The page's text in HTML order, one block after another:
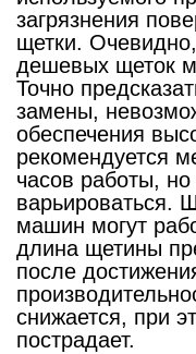
загрязнения
щетки.
дешевых щеток
Точно
замены,
обеспечения
рекомендуется
часов работы, но
варьироваться.
машин могут
длина щетины
после
снижается, при
пострадает.